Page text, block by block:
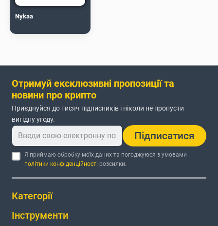
Nykaa
Отримуй ексклюзивні пропозиції та
новини про крипто
Приєднуйся до тисяч підписників і ніколи не пропусти
вигідну угоду.
Підписатися
Я приймаю обробку моїх даних та погоджуюся з умовами
політики конфіденційності розсилки.
Категорії
Інструменти